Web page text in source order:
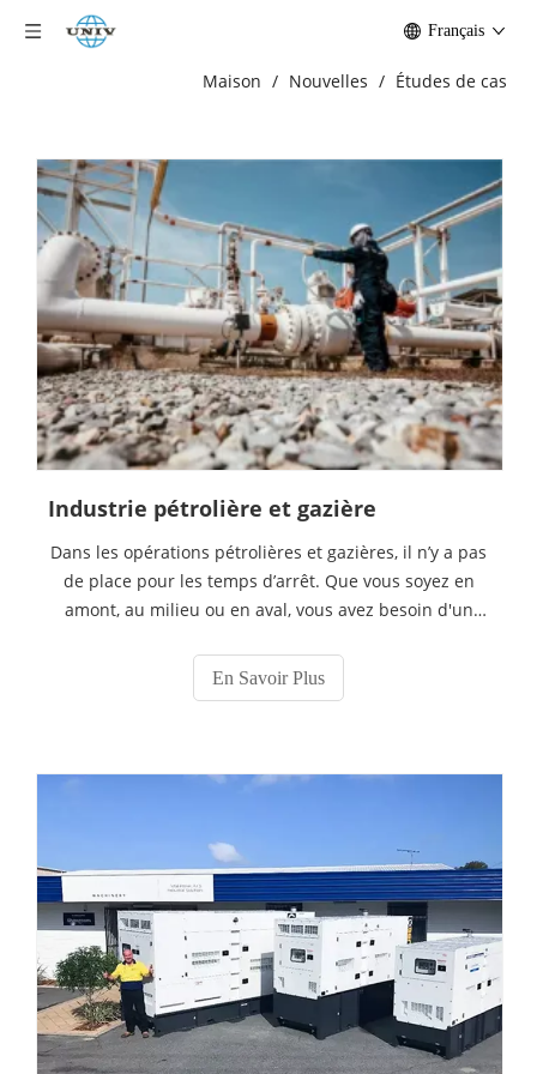
Français
Maison / Nouvelles / Études de cas
Industrie pétrolière et gazière
Dans les opérations pétrolières et gazières, il n’y a pas
de place pour les temps d’arrêt. Que vous soyez en
amont, au milieu ou en aval, vous avez besoin d'un
performances dans les environnements les plus
exigeants - des déserts brûlants aux plates-formes
En Savoir Plus